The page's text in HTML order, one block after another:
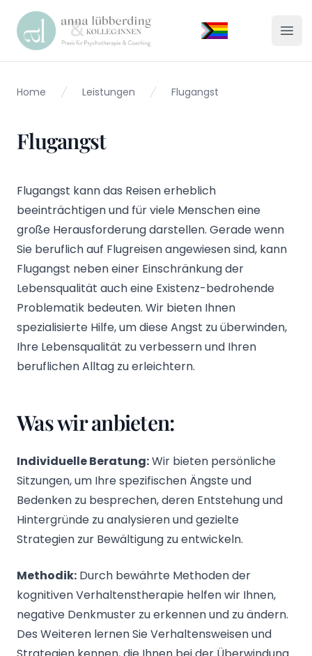
Praxis Lübberding
Home Leistungen Flugangst
Flugangst
Flugangst kann das Reisen erheblich
beeinträchtigen und für viele Menschen eine
große Herausforderung darstellen. Gerade wenn
Sie beruflich auf Flugreisen angewiesen sind, kann
Flugangst neben einer Einschränkung der
Lebensqualität auch eine Existenz-bedrohende
Problematik bedeuten. Wir bieten Ihnen
spezialisierte Hilfe, um diese Angst zu überwinden,
Ihre Lebensqualität zu verbessern und Ihren
beruflichen Alltag zu erleichtern.
Was wir anbieten:
Individuelle Beratung:Wir bieten persönliche
Sitzungen, um Ihre spezifischen Ängste und
Bedenken zu besprechen, deren Entstehung und
Hintergründe zu analysieren und gezielte
Strategien zur Bewältigung zu entwickeln.
Methodik: Durch bewährte Methoden der
kognitiven Verhaltenstherapie helfen wir Ihnen,
negative Denkmuster zu erkennen und zu ändern.
Des Weiteren lernen Sie Verhaltensweisen und